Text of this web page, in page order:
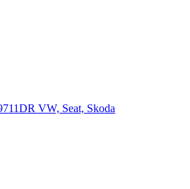
VW, Seat, Skoda